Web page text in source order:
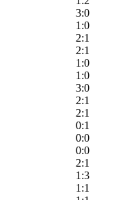
3:0
1:0
2:1
2:1
1:0
1:0
3:0
2:1
2:1
0:1
0:0
0:0
2:1
1:3
1:1